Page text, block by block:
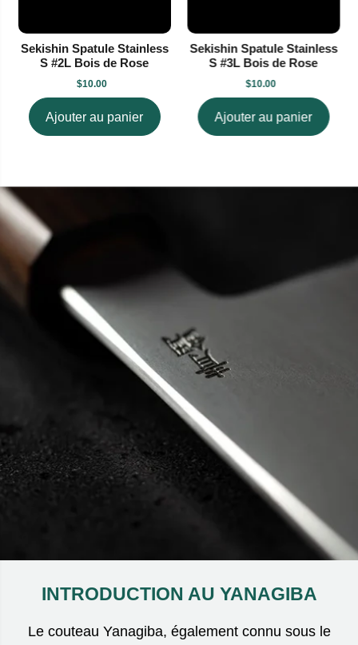
Sekishin Spatule Stainless
S #2L Bois de Rose
$10.00
Ajouter au panier
Sekishin Spatule Stainless
S #3L Bois de Rose
$10.00
Ajouter au panier
INTRODUCTION AU YANAGIBA
Le couteau Yanagiba, également connu sous le